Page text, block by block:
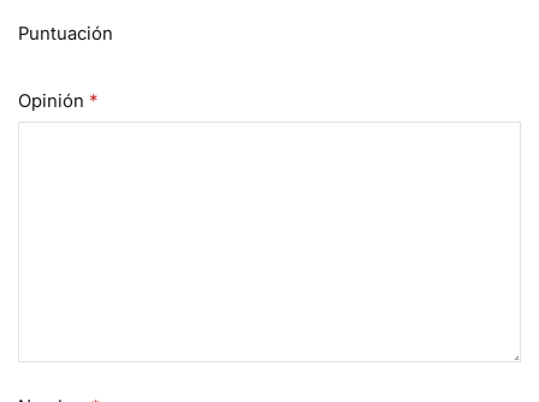
Puntuación
Opinión *